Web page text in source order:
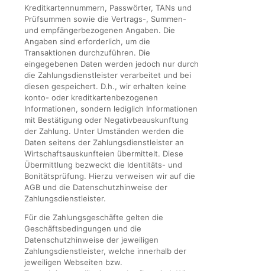
Kreditkartennummern, Passwörter, TANs und
Prüfsummen sowie die Vertrags-, Summen-
und empfängerbezogenen Angaben. Die
Angaben sind erforderlich, um die
Transaktionen durchzuführen. Die
eingegebenen Daten werden jedoch nur durch
die Zahlungsdienstleister verarbeitet und bei
diesen gespeichert. D.h., wir erhalten keine
konto- oder kreditkartenbezogenen
Informationen, sondern lediglich Informationen
mit Bestätigung oder Negativbeauskunftung
der Zahlung. Unter Umständen werden die
Daten seitens der Zahlungsdienstleister an
Wirtschaftsauskunfteien übermittelt. Diese
Übermittlung bezweckt die Identitäts- und
Bonitätsprüfung. Hierzu verweisen wir auf die
AGB und die Datenschutzhinweise der
Zahlungsdienstleister.
Für die Zahlungsgeschäfte gelten die
Geschäftsbedingungen und die
Datenschutzhinweise der jeweiligen
Zahlungsdienstleister, welche innerhalb der
jeweiligen Webseiten bzw.